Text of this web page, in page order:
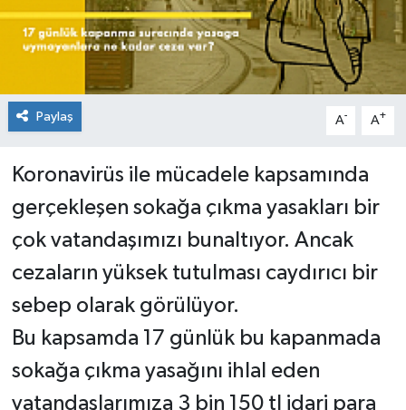
Paylaş A- A+
Koronavirüs ile mücadele kapsamında
gerçekleşen sokağa çıkma yasakları bir
çok vatandaşımızı bunaltıyor. Ancak
cezaların yüksek tutulması caydırıcı bir
sebep olarak görülüyor.
Bu kapsamda 17 günlük bu kapanmada
sokağa çıkma yasağını ihlal eden
vatandaşlarımıza 3 bin 150 tl idari para